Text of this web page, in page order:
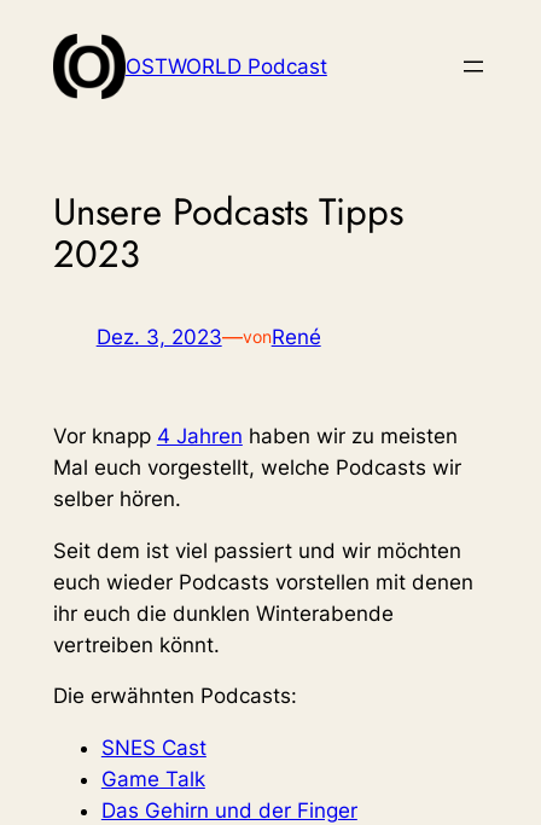
Inhalt
springen
OSTWORLD Podcast
Unsere Podcasts Tipps
2023
Dez. 3, 2023—vonRené
Vor knapp 4 Jahren haben wir zu meisten
Mal euch vorgestellt, welche Podcasts wir
selber hören.
Seit dem ist viel passiert und wir möchten
euch wieder Podcasts vorstellen mit denen
ihr euch die dunklen Winterabende
vertreiben könnt.
Die erwähnten Podcasts:
SNES Cast
Game Talk
Das Gehirn und der Finger